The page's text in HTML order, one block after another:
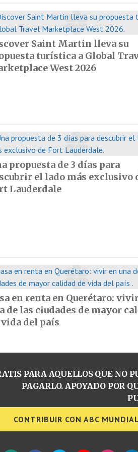
Saint Martin lleva su
turística a Global
West 2026
propuesta de 3 días para
el lado más exclusivo
Lauderdale
en renta en Querétaro:
de las ciudades de mayor
del país
PARA AQUELLOS QUE NO
PAGARLO. APOYADO POR
CONTRIBUIR CON ABC MUNDIAL